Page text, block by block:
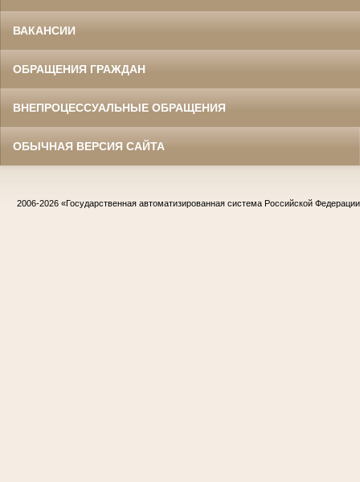
ВАКАНСИИ
ОБРАЩЕНИЯ ГРАЖДАН
ВНЕПРОЦЕССУАЛЬНЫЕ ОБРАЩЕНИЯ
ОБЫЧНАЯ ВЕРСИЯ САЙТА
2006-2026 «Государственная автоматизированная система Российской